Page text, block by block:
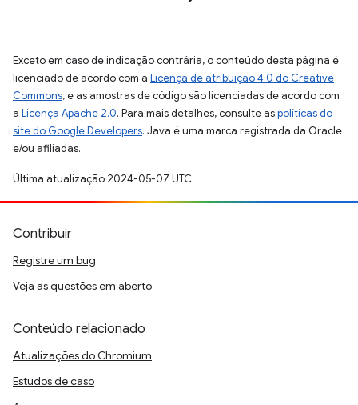
Exceto em caso de indicação contrária, o conteúdo desta página é
licenciado de acordo com a Licença de atribuição 4.0 do Creative
Commons, e as amostras de código são licenciadas de acordo com
a Licença Apache 2.0. Para mais detalhes, consulte aspolíticas do
site do Google Developers. Java é uma marca registrada da Oracle
e/ou afiliadas.
Última atualização 2024-05-07 UTC.
Contribuir
Registre um bug
Veja as questões em aberto
Conteúdo relacionado
Atualizações do Chromium
Estudos de caso